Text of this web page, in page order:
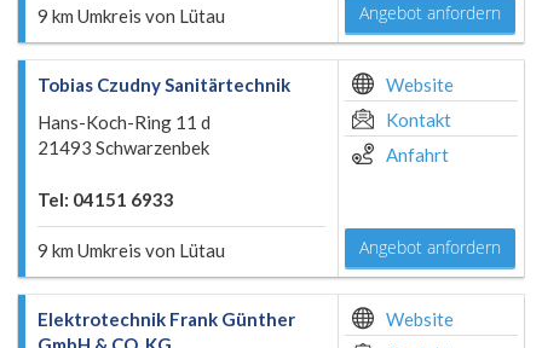
9 km Umkreis von Lütau Angebot anfordern
Tobias Czudny Sanitärtechnik
Hans-Koch-Ring 11 d
21493 Schwarzenbek
Tel: 04151 6933
9 km Umkreis von Lütau
Website
Kontakt
Anfahrt
Angebot anfordern
Elektrotechnik Frank Günther
Website